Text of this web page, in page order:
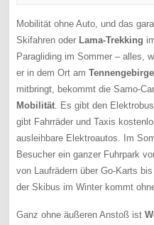
Mobilität ohne Auto, und das
Skifahren oder Lama-Trekking
Paragliding im Sommer – alles,
er in dem Ort amTennengebirge
mitbringt, bekommt die Samo-
Mobilität. Es gibt den
gibt Fahrräder und Taxis
ausleihbare Elektroautos. Im
Besucher ein ganzer Fuhrpark
von Laufrädern über Go-Karts
der Skibus im Winter kommt
Ganz ohne äußeren Anstoß ist